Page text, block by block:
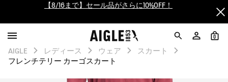
ログイン/会員登録で送料＆返品無料
AIGLE CLUB ポイントサービス終了のお知らせ
0
AIGLE レディース ウェア
スカート
フレンチテリー カーゴスカート